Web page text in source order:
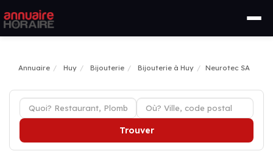
Annuaire Huy Bijouterie Bijouterie à Huy Neurotec SA
Trouver